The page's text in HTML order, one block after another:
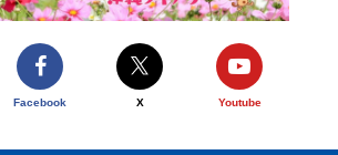
Facebook X Youtube